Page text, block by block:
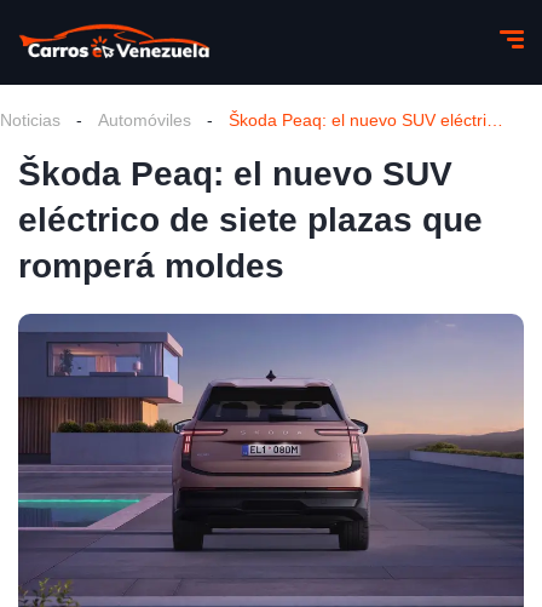
Noticias - Automóviles -
Škoda Peaq: el nuevo SUV
eléctrico de siete plazas que
romperá moldes